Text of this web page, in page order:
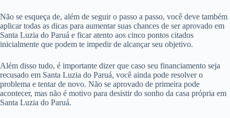
Não se esqueça de, além de seguir o passo a passo, você deve também
aplicar todas as dicas para aumentar suas chances de ser aprovado em
Santa Luzia do Paruá e ficar atento aos cinco pontos citados
inicialmente que podem te impedir de alcançar seu objetivo.
Além disso tudo, é importante dizer que caso seu financiamento seja
recusado em Santa Luzia do Paruá, você ainda pode resolver o
problema e tentar de novo. Não se aprovado de primeira pode
acontecer, mas não é motivo para desistir do sonho da casa própria em
Santa Luzia do Paruá.